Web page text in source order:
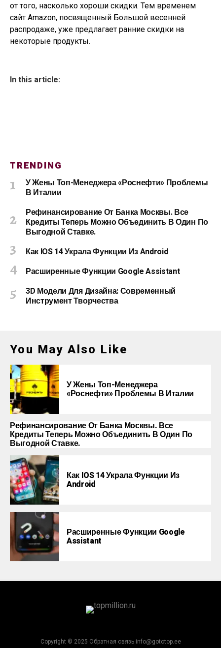
от того, насколько хороши скидки. Тем временем
сайт Amazon, посвященный Большой весенней
распродаже, уже предлагает ранние скидки на
некоторые продукты.
In this article:
TRENDING
У Жены Топ-Менеджера «Роснефти» Проблемы
В Италии
Рефинансирование От Банка Москвы. Все
Кредиты Теперь Можно Объединить В Один По
Выгодной Ставке.
Как IOS 14 Украла Функции Из Android
Расширенные Функции Google Assistant
3D Модели Для Дизайна: Современный
Инструмент Творчества
You May Also Like
У Жены Топ-Менеджера
«Роснефти» Проблемы В Италии
Рефинансирование От Банка Москвы. Все
Кредиты Теперь Можно Объединить В Один По
Выгодной Ставке.
Как IOS 14 Украла Функции Из
Android
Расширенные Функции Google
Assistant
Copyright © 2025 Обратная связь info@gototop.ee